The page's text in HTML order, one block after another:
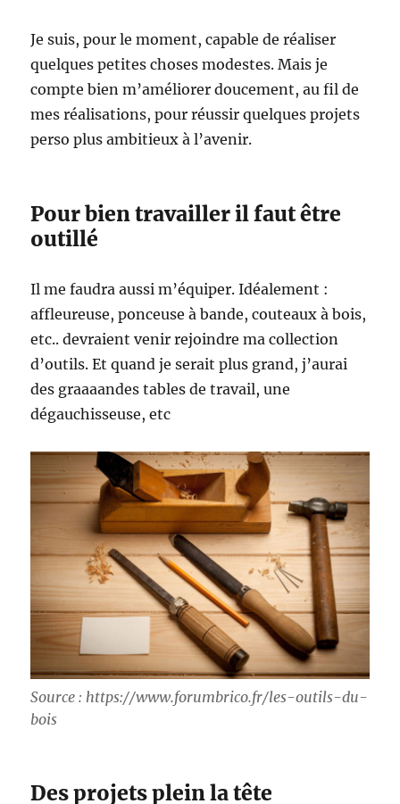
Je suis, pour le moment, capable de réaliser
quelques petites choses modestes. Mais je
compte bien m’améliorer doucement, au fil de
mes réalisations, pour réussir quelques projets
perso plus ambitieux à l’avenir.
Pour bien travailler il faut être
outillé
Il me faudra aussi m’équiper. Idéalement :
affleureuse, ponceuse à bande, couteaux à bois,
etc.. devraient venir rejoindre ma collection
d’outils. Et quand je serait plus grand, j’aurai
des graaaandes tables de travail, une
dégauchisseuse, etc
Source : https://www.forumbrico.fr/les-outils-du-
bois
Des projets plein la tête